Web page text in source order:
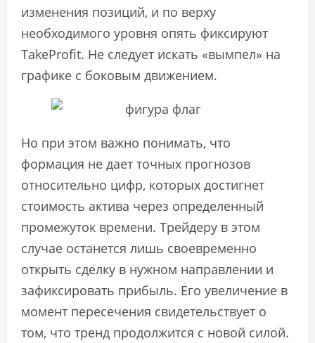
изменения позиций, и по верху
необходимого уровня опять фиксируют
TakeProfit. Не следует искать «вымпел» на
графике с боковым движением.
Но при этом важно понимать, что
формация не дает точных прогнозов
относительно цифр, которых достигнет
стоимость актива через определенный
промежуток времени. Трейдеру в этом
случае останется лишь своевременно
открыть сделку в нужном направлении и
зафиксировать прибыль. Его увеличение в
момент пересечения свидетельствует о
том, что тренд продолжится с новой силой.